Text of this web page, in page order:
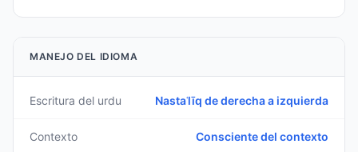
MANEJO DEL IDIOMA
Escritura del urdu Nastaʿlīq de derecha a izquierda
Contexto Consciente del contexto